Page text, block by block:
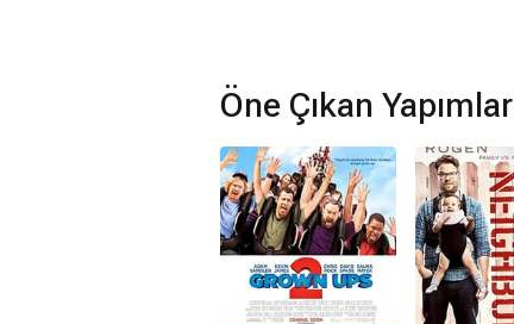
Öne Çıkan Yapımlar